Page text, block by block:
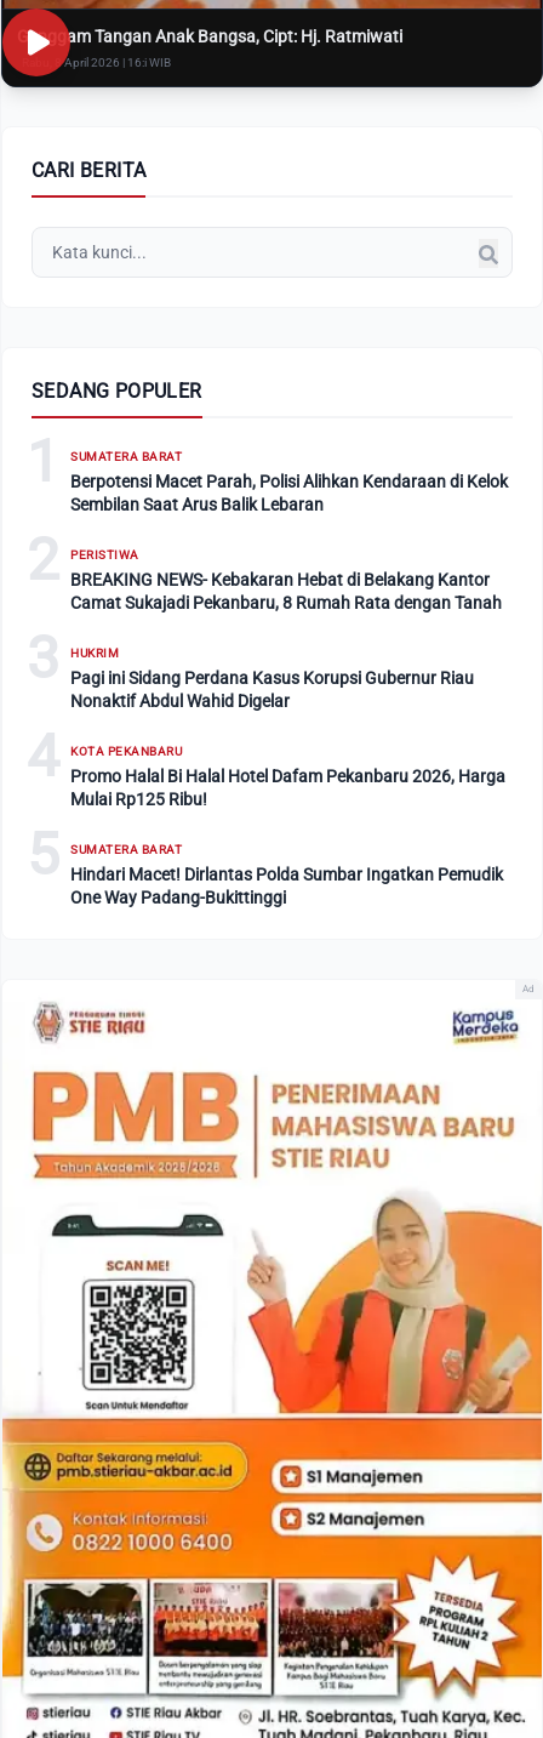
Genggam Tangan Anak Bangsa, Cipt: Hj. Ratmiwati
Rabu, 8 April 2026 | 16:i WIB
CARI BERITA
SEDANG POPULER
1 SUMATERA BARAT
Berpotensi Macet Parah, Polisi Alihkan Kendaraan di Kelok
Sembilan Saat Arus Balik Lebaran
2 PERISTIWA
BREAKING NEWS- Kebakaran Hebat di Belakang Kantor
Camat Sukajadi Pekanbaru, 8 Rumah Rata dengan Tanah
3 HUKRIM
Pagi ini Sidang Perdana Kasus Korupsi Gubernur Riau
Nonaktif Abdul Wahid Digelar
4 KOTA PEKANBARU
Promo Halal Bi Halal Hotel Dafam Pekanbaru 2026, Harga
Mulai Rp125 Ribu!
5 SUMATERA BARAT
Hindari Macet! Dirlantas Polda Sumbar Ingatkan Pemudik
One Way Padang-Bukittinggi
Ad